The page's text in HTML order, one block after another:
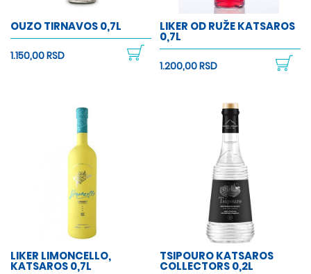
OUZO TIRNAVOS 0,7L
1.150,00 RSD
LIKER OD RUŽE KATSAROS
0,7L
1.200,00 RSD
LIKER LIMONCELLO,
KATSAROS 0,7L
TSIPOURO KATSAROS
COLLECTORS 0,2L